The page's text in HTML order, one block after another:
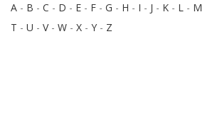
A - B - C - D - E - F - G - H - I - J - K - L - M
T - U - V- W - X - Y - Z